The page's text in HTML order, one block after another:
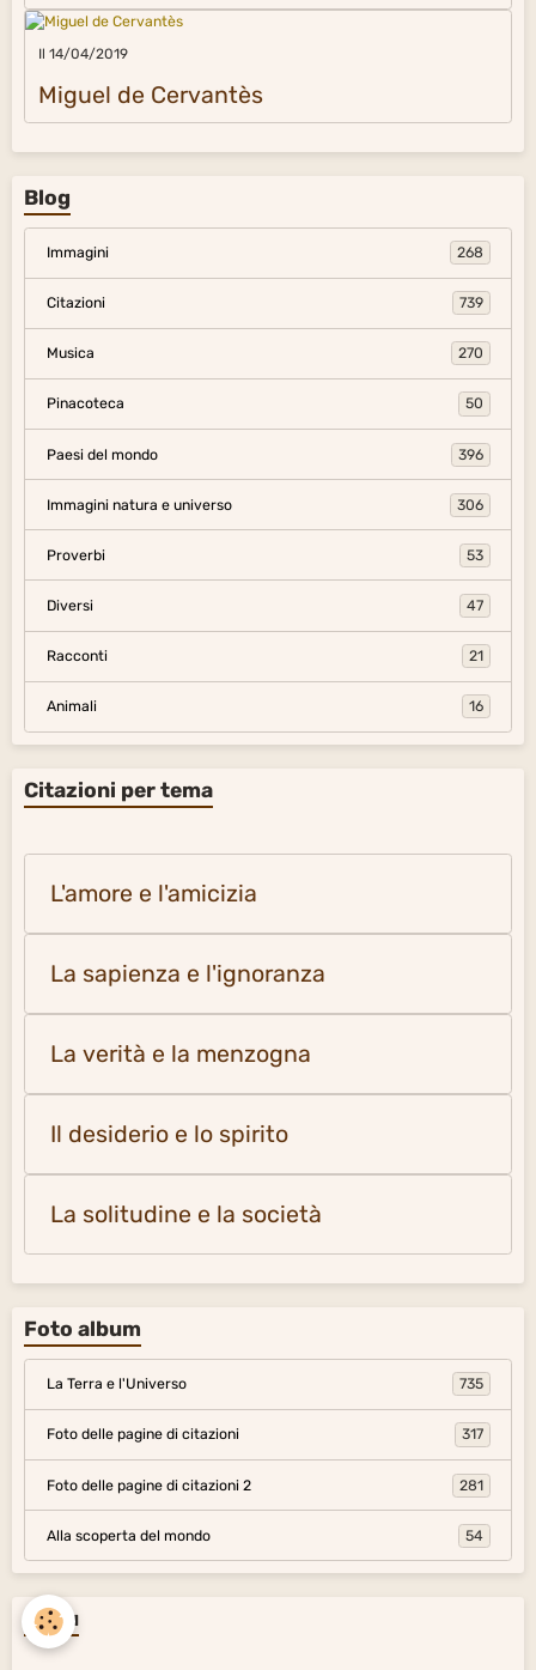
Il 14/04/2019
Miguel de Cervantès
Blog
Immagini 268
Citazioni 739
Musica 270
Pinacoteca 50
Paesi del mondo 396
Immagini natura e universo 306
Proverbi 53
Diversi 47
Racconti 21
Animali 16
Citazioni per tema
L'amore e l'amicizia
La sapienza e l'ignoranza
La verità e la menzogna
Il desiderio e lo spirito
La solitudine e la società
Foto album
La Terra e l'Universo 735
Foto delle pagine di citazioni 317
Foto delle pagine di citazioni 2 281
Alla scoperta del mondo 54
Menu